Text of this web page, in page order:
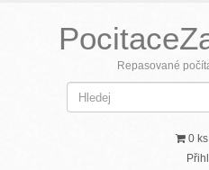
Repasované
0 ks |